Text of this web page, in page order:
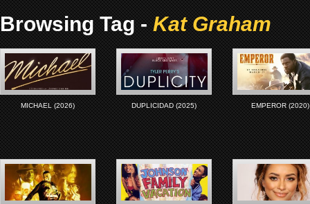
Browsing Tag -Kat Graham
MICHAEL (2026) DUPLICIDAD (2025) EMPEROR (2020)